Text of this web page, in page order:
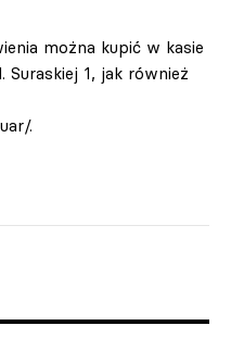
można kupić w kasie
1, jak również
.